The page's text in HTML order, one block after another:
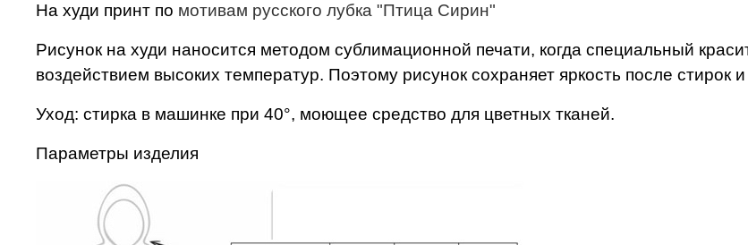
На худи принт по мотивам русского лубка "Птица Сирин"
Рисунок на худи наносится методом сублимационной печати, когда специальный
воздействием высоких температур. Поэтому рисунок сохраняет яркость после стирок
Уход: стирка в машинке при 40°, моющее средство для цветных тканей.
Параметры изделия